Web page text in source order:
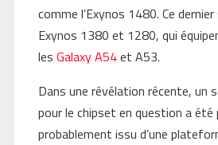
comme l’Exynos 1480. Ce
Exynos 1380 et 1280, qui
les Galaxy A54et A53.
Dans une révélation récente, un
pour le chipset en question a été
probablement issu d’une